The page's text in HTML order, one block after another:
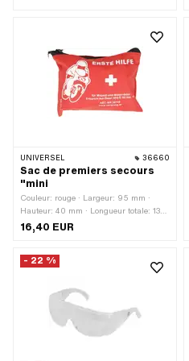
UNIVERSEL 36660
Sac de premiers secours
"mini
Couleur: rouge · Largeur: 95 mm ·
Hauteur: 40 mm · Longueur totale: 130
mm
16,40 EUR
- 22 %